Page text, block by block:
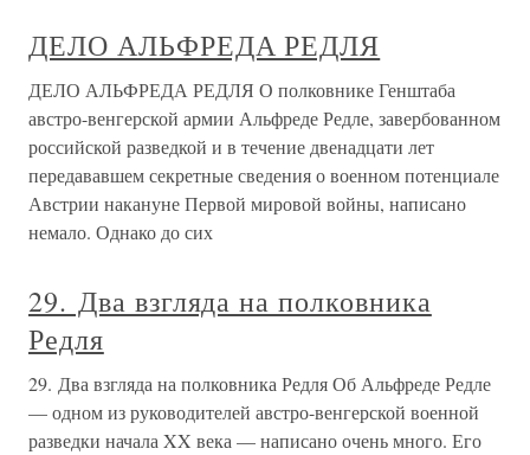
ДЕЛО АЛЬФРЕДА РЕДЛЯ
ДЕЛО АЛЬФРЕДА РЕДЛЯ О полковнике Генштаба
австро-венгерской армии Альфреде Редле, завербованном
российской разведкой и в течение двенадцати лет
передававшем секретные сведения о военном потенциале
Австрии накануне Первой мировой войны, написано
немало. Однако до сих
29. Два взгляда на полковника
Редля
29. Два взгляда на полковника Редля Об Альфреде Редле
— одном из руководителей австро-венгерской военной
разведки начала XX века — написано очень много. Его